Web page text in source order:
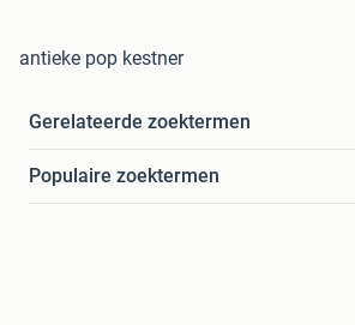
antieke pop kestner
Gerelateerde zoektermen
Populaire zoektermen